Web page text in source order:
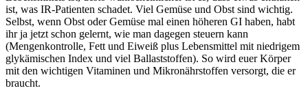
ist, was IR-Patienten schadet. Viel Gemüse und Obst sind wichtig.
Selbst, wenn Obst oder Gemüse mal einen höheren GI haben, habt
ihr ja jetzt schon gelernt, wie man dagegen steuern kann
(Mengenkontrolle, Fett und Eiweiß plus Lebensmittel mit niedrigem
glykämischen Index und viel Ballaststoffen). So wird euer Körper
mit den wichtigen Vitaminen und Mikronährstoffen versorgt, die er
braucht.